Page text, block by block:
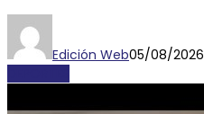
Edición Web05/08/2026